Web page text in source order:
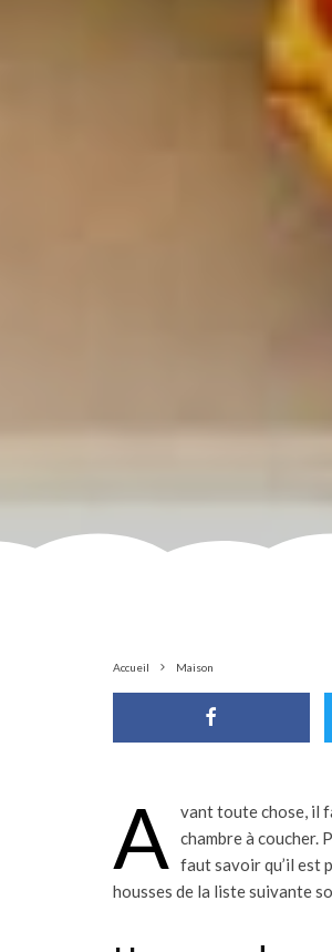
Accueil Maison
A
vant toute chose, il
chambre à coucher.
faut savoir qu’il est
housses de la liste suivante